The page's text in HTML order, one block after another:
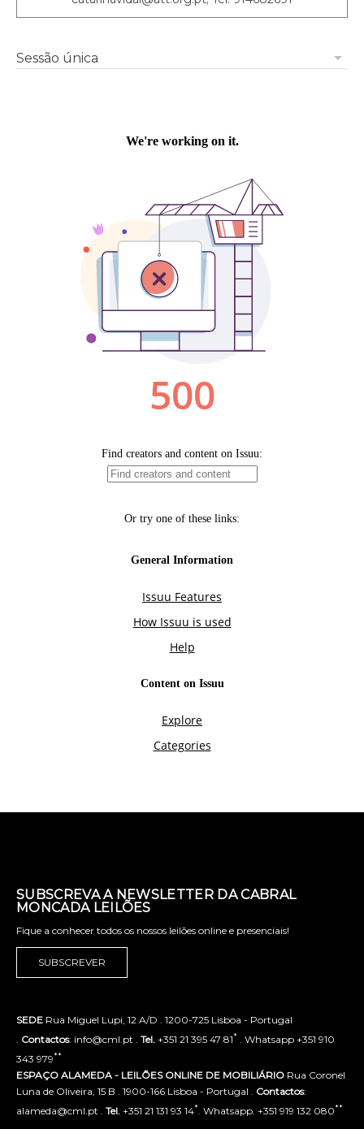
arrow_drop_down
Sessão única
SUBSCREVA A NEWSLETTER DA CABRAL
MONCADA LEILÕES
Fique a conhecer todos os nossos leilões online e presenciais!
SUBSCREVER
SEDE Rua Miguel Lupi, 12 A/D . 1200-725 Lisboa - Portugal
. Contactos: info@cml.pt . Tel. +351 21 395 47 81* . Whatsapp +351 910
343 979**
ESPAÇO ALAMEDA - LEILÕES ONLINE DE MOBILIÁRIO Rua Coronel
Luna de Oliveira, 15 B . 1900-166 Lisboa - Portugal . Contactos:
alameda@cml.pt . Tel. +351 21 131 93 14*. Whatsapp. +351 919 132 080**